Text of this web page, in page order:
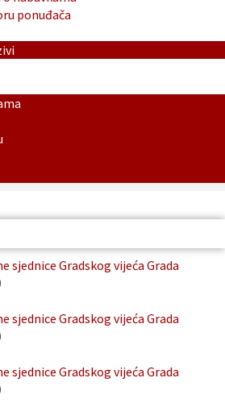
ponuđača
sjednice Gradskog vijeća Grada
sjednice Gradskog vijeća Grada
sjednice Gradskog vijeća Grada